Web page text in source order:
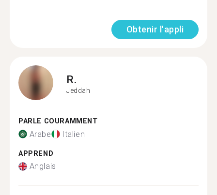
Obtenir l'appli
R.
Jeddah
PARLE COURAMMENT
Arabe Italien
APPREND
Anglais